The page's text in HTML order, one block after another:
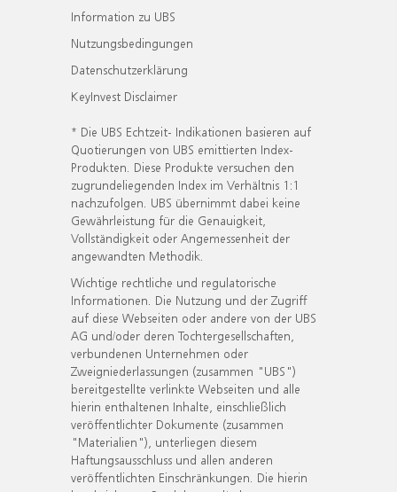
Information zu UBS
Nutzungsbedingungen
Datenschutzerklärung
KeyInvest Disclaimer
* Die UBS Echtzeit- Indikationen basieren auf
Quotierungen von UBS emittierten Index-
Produkten. Diese Produkte versuchen den
zugrundeliegenden Index im Verhältnis 1:1
nachzufolgen. UBS übernimmt dabei keine
Gewährleistung für die Genauigkeit,
Vollständigkeit oder Angemessenheit der
angewandten Methodik.
Wichtige rechtliche und regulatorische
Informationen. Die Nutzung und der Zugriff
auf diese Webseiten oder andere von der UBS
AG und/oder deren Tochtergesellschaften,
verbundenen Unternehmen oder
Zweigniederlassungen (zusammen "UBS")
bereitgestellte verlinkte Webseiten und alle
hierin enthaltenen Inhalte, einschließlich
veröffentlichter Dokumente (zusammen
"Materialien"), unterliegen diesem
Haftungsausschluss und allen anderen
veröffentlichten Einschränkungen. Die hierin